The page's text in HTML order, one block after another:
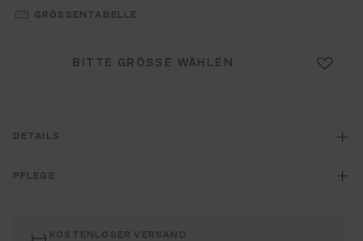
GRÖSSENTABELLE
BITTE GRÖSSE WÄHLEN
DETAILS
PFLEGE
KOSTENLOSER VERSAND